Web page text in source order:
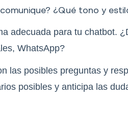
¿Qué tono y
adecuada para tu chatbot.
WhatsApp?
las posibles preguntas y
posibles y anticipa las